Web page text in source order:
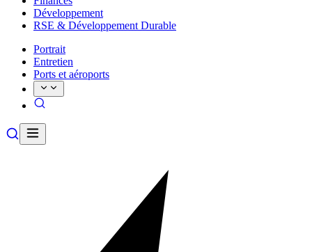
Développement
RSE & Développement Durable
Portrait
Entretien
Ports et aéroports